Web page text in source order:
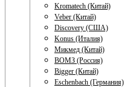
Kromatech (Китай)
Veber (Китай)
Discovery (США)
Konus (Италия)
Микмед (Китай)
ВОМЗ (Россия)
Bigger (Китай)
Eschenbach (Германия)